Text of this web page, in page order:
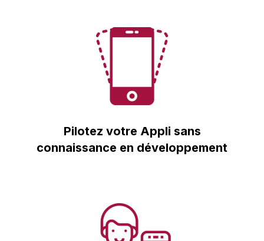
Pilotez votre Appli sans
connaissance en développement